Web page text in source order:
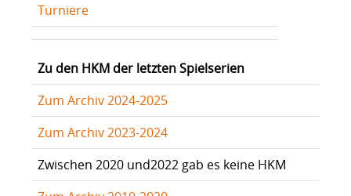
Turniere
Zu den HKM der letzten Spielserien
Zum Archiv 2024-2025
Zum Archiv 2023-2024
Zwischen 2020 und2022 gab es keine HKM